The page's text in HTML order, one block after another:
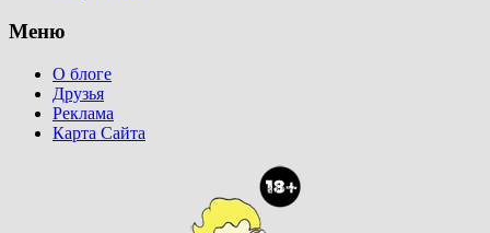
Меню
О блоге
Друзья
Реклама
Карта Сайта